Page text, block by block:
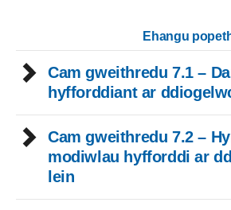
Ehangu
Cam gweithredu 7.1 –
hyfforddiant ar
Cam gweithredu 7.2 –
modiwlau hyfforddi ar
lein